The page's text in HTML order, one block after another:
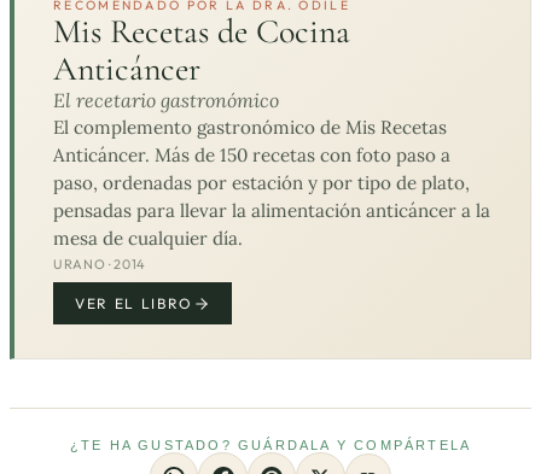
RECOMENDADO POR LA DRA. ODILE
Mis Recetas de Cocina
Anticáncer
El recetario gastronómico
El complemento gastronómico de Mis Recetas
Anticáncer. Más de 150 recetas con foto paso a
paso, ordenadas por estación y por tipo de plato,
pensadas para llevar la alimentación anticáncer a la
mesa de cualquier día.
URANO · 2014
VER EL LIBRO
¿TE HA GUSTADO? GUÁRDALA Y COMPÁRTELA